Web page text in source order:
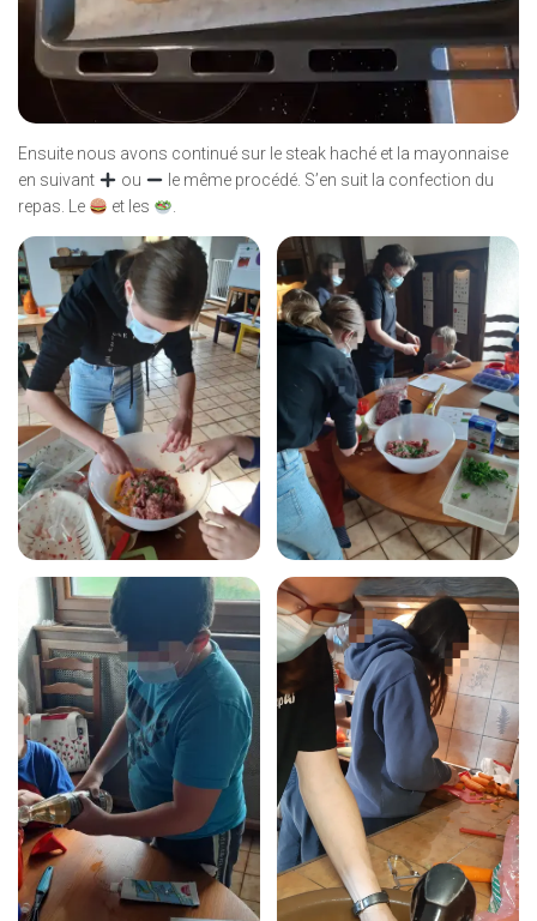
Ensuite nous avons continué sur le steak haché et la mayonnaise
en suivant
ou
le même procédé. S’en suit la confection du
repas. Le
et les .